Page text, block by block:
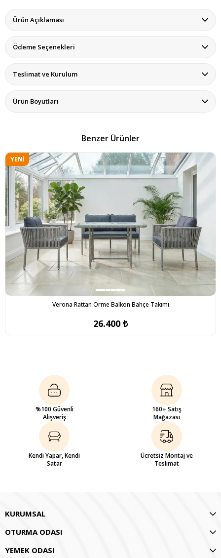
Ürün Açıklaması
Ödeme Seçenekleri
Teslimat ve Kurulum
Ürün Boyutları
Benzer Ürünler
Verona Rattan Örme Balkon Bahçe Takımı
26.400 ₺
YENI
ÜRÜN
%100 Güvenli
Alışveriş
160+ Satış
Mağazası
Kendi Yapar, Kendi
Satar
Ücretsiz Montaj ve
Teslimat
KURUMSAL
OTURMA ODASI
YEMEK ODASI